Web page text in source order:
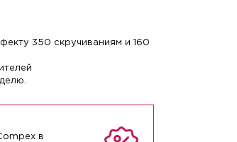
350 скручиваниям и 160
в